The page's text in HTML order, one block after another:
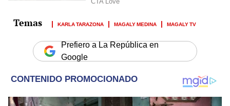
KARLA TARAZONA MAGALY MEDINA MAGALY TV
Prefiero a La República en
Google